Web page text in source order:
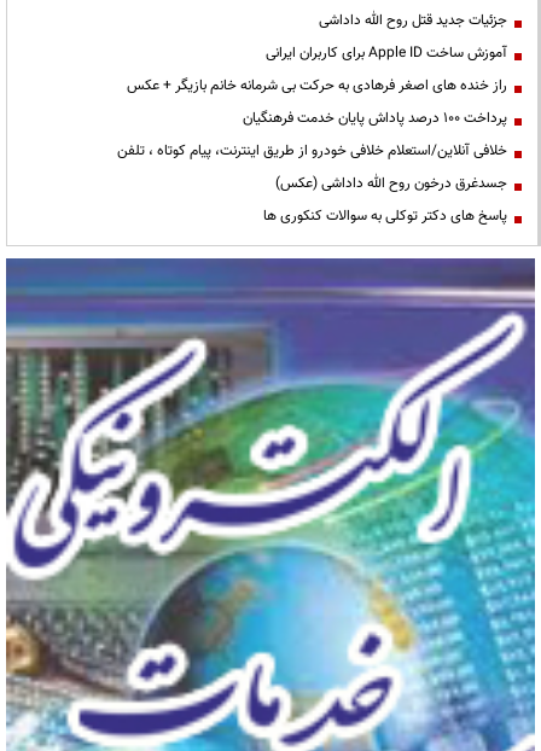
جزئیات جدید قتل روح الله داداشی
آموزش ساخت Apple ID برای کاربران ایرانی
راز خنده های اصغر فرهادی به حرکت بی شرمانه خانم بازیگر + عکس
پرداخت ۱۰۰ درصد پاداش پایان خدمت فرهنگیان
خلافی آنلاین/استعلام خلافی خودرو از طریق اینترنت، پیام کوتاه ، تلفن
جسدغرق درخون روح الله داداشی (عکس)
پاسخ های دکتر توکلی به سوالات کنکوری ها